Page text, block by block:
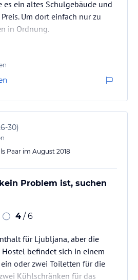
es ein altes Schulgebäude und
Um dort einfach nur zu
in Ordnung.
30)
Paar im August 2018
Problem ist, suchen
4 / 6
für Ljubljana, aber die
befindet sich in einem
oder zwei Toiletten für die
Kühlschränken für das